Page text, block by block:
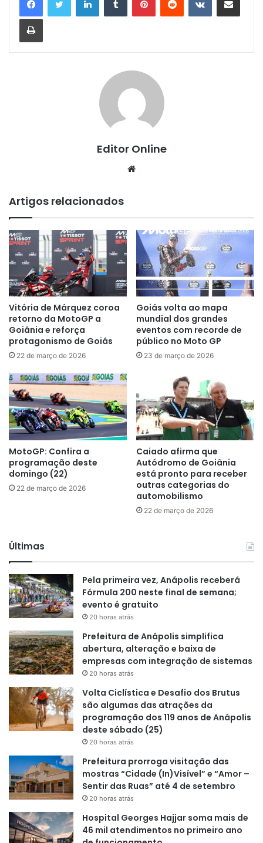
Imprimir
Editor Online
Website
Artigos relacionados
Vitória de Márquez coroa
retorno da MotoGP a
Goiânia e reforça
protagonismo de Goiás
22 de março de 2026
Goiás volta ao mapa
mundial dos grandes
eventos com recorde de
público no Moto GP
23 de março de 2026
MotoGP: Confira a
programação deste
domingo (22)
22 de março de 2026
Caiado afirma que
Autódromo de Goiânia
está pronto para receber
outras categorias do
automobilismo
22 de março de 2026
Últimas
Pela primeira vez, Anápolis receberá
Fórmula 200 neste final de semana;
evento é gratuito
20 horas atrás
Prefeitura de Anápolis simplifica
abertura, alteração e baixa de
empresas com integração de sistemas
20 horas atrás
Volta Ciclística e Desafio dos Brutus
são algumas das atrações da
programação dos 119 anos de Anápolis
deste sábado (25)
20 horas atrás
Prefeitura prorroga visitação das
mostras “Cidade (In)Visível” e “Amor –
Sentir das Ruas” até 4 de setembro
20 horas atrás
Hospital Georges Hajjar soma mais de
46 mil atendimentos no primeiro ano